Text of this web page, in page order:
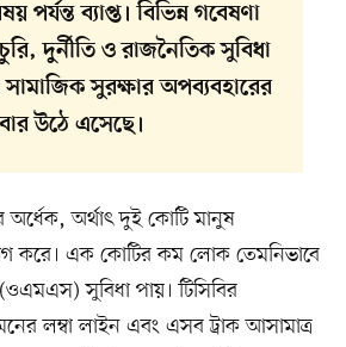
পর্যন্ত ব্যাপ্ত। বিভিন্ন গবেষণা
দুর্নীতি ও রাজনৈতিক সুবিধা
সুরক্ষার অপব্যবহারের
উঠে এসেছে।
অর্ধেক, অর্থাৎ দুই কোটি মানুষ
করে। এক কোটির কম লোক তেমনিভাবে
সুবিধা পায়। টিসিবির
লম্বা লাইন এবং এসব ট্রাক আসামাত্র